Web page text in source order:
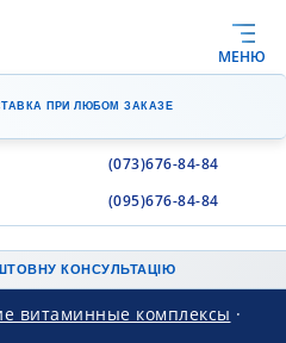
МЕНЮ
ПРИ ЛЮБОМ ЗАКАЗЕ
(073)676-84-84
(095)676-84-84
КОНСУЛЬТАЦІЮ
витаминные комплексы ·